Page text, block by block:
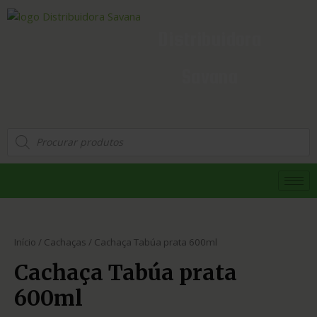
Início / Cachaças / Cachaça Tabúa prata 600ml
Cachaça Tabúa prata
600ml